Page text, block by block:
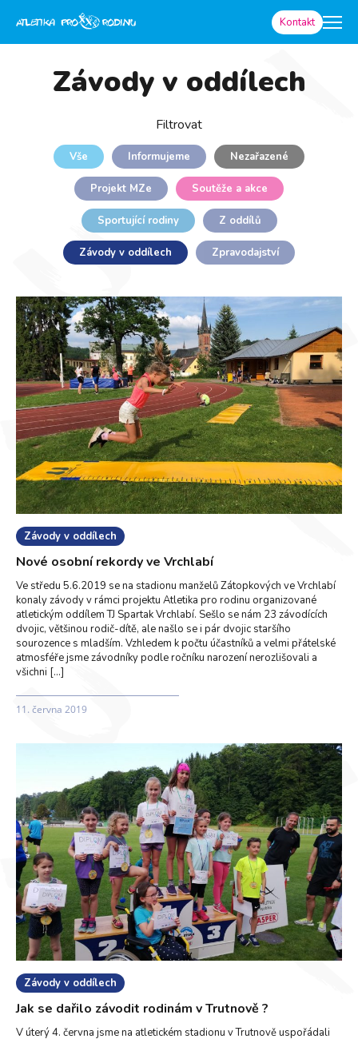
Kontakt
Závody v oddílech
Filtrovat
Vše Informujeme Nezařazené
Projekt MZe Soutěže a akce
Sportující rodiny Z oddílů
Závody v oddílech Zpravodajství
Závody v oddílech
Nové osobní rekordy ve Vrchlabí
Ve středu 5.6.2019 se na stadionu manželů Zátopkových ve Vrchlabí
konaly závody v rámci projektu Atletika pro rodinu organizované
atletickým oddílem TJ Spartak Vrchlabí. Sešlo se nám 23 závodících
dvojic, většinou rodič-dítě, ale našlo se i pár dvojic staršího
sourozence s mladším. Vzhledem k počtu účastníků a velmi přátelské
atmosféře jsme závodníky podle ročníku narození nerozlišovali a
všichni […]
11. června 2019
Závody v oddílech
Jak se dařilo závodit rodinám v Trutnově ?
V úterý 4. června jsme na atletickém stadionu v Trutnově uspořádali